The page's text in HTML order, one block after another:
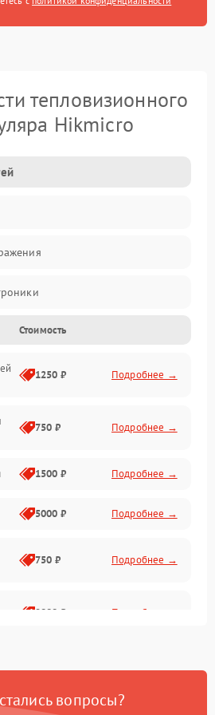
тепловизионного
Hikmicro
Стоимость
1250 ₽ Подробнее →
750 ₽ Подробнее →
1500 ₽ Подробнее →
5000 ₽ Подробнее →
750 ₽ Подробнее →
2000 ₽ Подробнее →
вопросы?